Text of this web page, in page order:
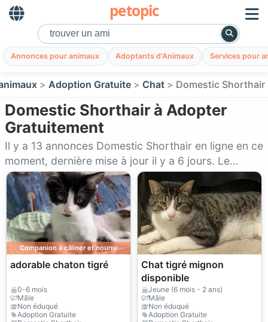
petopic
Annonces pour animaux Adoptants d'Animaux Services pour
Adoption Gratuite Chat Domestic Shorthair
Domestic Shorthair à Adopter
Gratuitement
Il y a 13 annonces Domestic Shorthair en ligne en ce
moment, dernière mise à jour il y a 6 jours. Le...
Companion à câliner et nourrir
adorable chaton tigré
0-6 mois
Mâle
Non éduqué
Adoption Gratuite
Chat tigré mignon
disponible
Jeune (6 mois - 2 ans)
Mâle
Non éduqué
Adoption Gratuite